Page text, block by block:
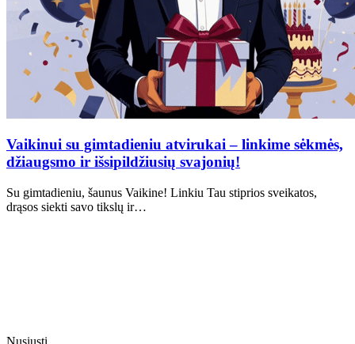
Vaikinui su gimtadieniu atvirukai – linkime sėkmės,
džiaugsmo ir išsipildžiusių svajonių!
Su gimtadieniu, šaunus Vaikine! Linkiu Tau stiprios sveikatos,
drąsos siekti savo tikslų ir…
Nusiųsti